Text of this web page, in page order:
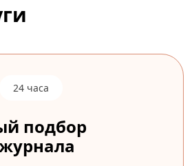
24 часа
подбор